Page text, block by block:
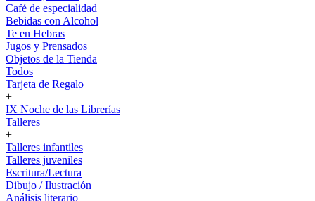
Café de especialidad
Bebidas con Alcohol
Te en Hebras
Jugos y Prensados
Objetos de la Tienda
Todos
Tarjeta de Regalo
+
IX Noche de las Librerías
Talleres
+
Talleres infantiles
Talleres juveniles
Escritura/Lectura
Dibujo / Ilustración
Análisis literario